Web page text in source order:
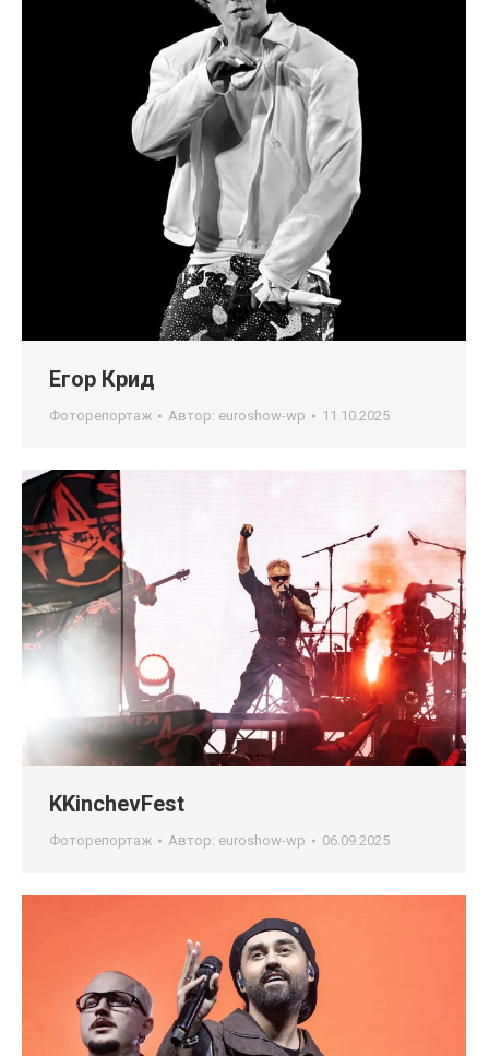
Егор Крид
Фоторепортаж Автор: euroshow-wp 11.10.2025
KKinchevFest
Фоторепортаж Автор: euroshow-wp 06.09.2025